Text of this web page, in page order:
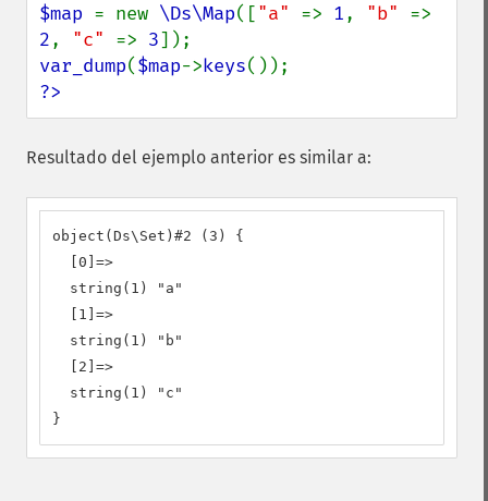
$map = new \Ds\Map(["a" => 1, "b"
2, "c" => 3
var_dump($map->keys
?>
Resultado del ejemplo anterior es similar a:
object(Ds\Set)#2 (3) {
  [0]=>
  string(1) "a"
  [1]=>
  string(1) "b"
  [2]=>
  string(1) "c"
}